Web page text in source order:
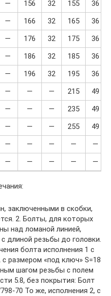
— 156 32 155
36
— 166 32 165
36
— 176 32 175
36
— 186 32 185
36
— 196 32 195
36
— — — 215
49
— — — 235
49
— — — 255
49
— — — —
—
— — — — —
заключенными в скобки,
2. Болты, для которых
над ломаной линией,
длиной резьбы до головки.
болта исполнения 1 с
размером «под ключ» S=18
шагом резьбы с полем
5.8, без покры­тия: Болт
70 То же, исполнения 2, с